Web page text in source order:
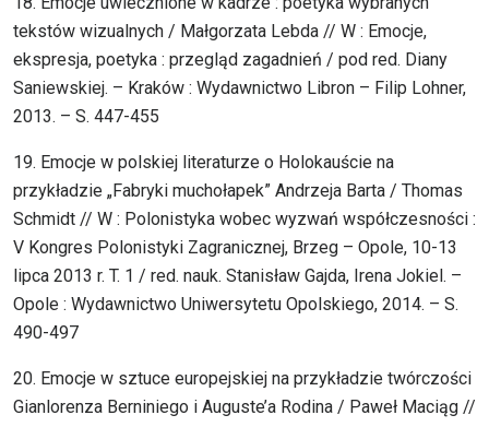
tekstów wizualnych / Małgorzata Lebda // W : Emocje,
ekspresja, poetyka : przegląd zagadnień / pod red. Diany
Saniewskiej. – Kraków : Wydawnictwo Libron – Filip Lohner,
2013. – S. 447-455
19. Emocje w polskiej literaturze o Holokauście na
przykładzie „Fabryki muchołapek” Andrzeja Barta / Thomas
Schmidt // W : Polonistyka wobec wyzwań współczesności :
V Kongres Polonistyki Zagranicznej, Brzeg – Opole, 10-13
lipca 2013 r. T. 1 / red. nauk. Stanisław Gajda, Irena Jokiel. –
Opole : Wydawnictwo Uniwersytetu Opolskiego, 2014. – S.
490-497
20. Emocje w sztuce europejskiej na przykładzie twórczości
Gianlorenza Berniniego i Auguste’a Rodina / Paweł Maciąg //